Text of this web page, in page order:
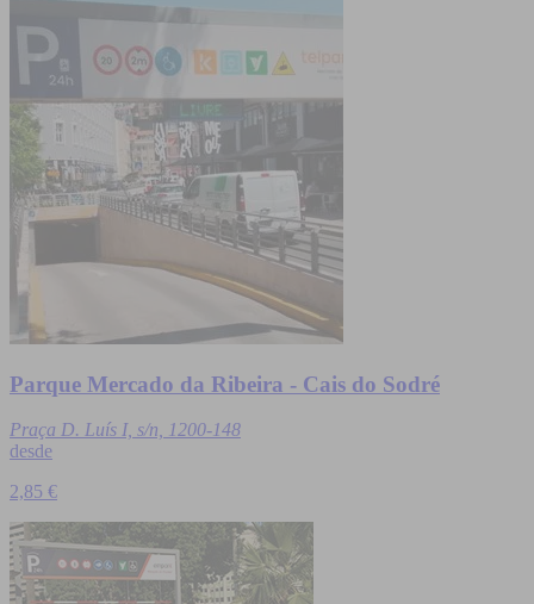
Parque Mercado da Ribeira - Cais do Sodré
Praça D. Luís I, s/n, 1200-148
desde
2,85 €